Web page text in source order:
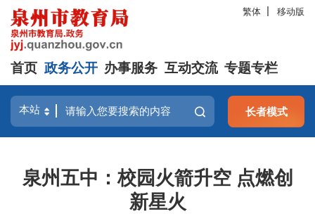
繁体 移动版
首页 政务公开 办事服务 互动交流 专题专栏
长者模式
泉州五中：校园火箭升空 点燃创
新星火